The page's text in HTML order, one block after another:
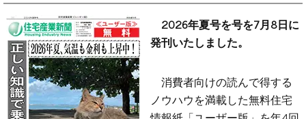
2026年夏号を号を7月8日に
発刊いたしました。
消費者向けの読んで得する
ノウハウを満載した無料住宅